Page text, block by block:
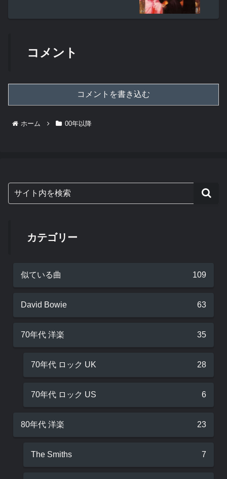
コメント
コメントを書き込む
ホーム 00年以降
カテゴリー
似ている曲 109
David Bowie 63
70年代 洋楽 35
70年代 ロック UK 28
70年代 ロック US 6
80年代 洋楽 23
The Smiths 7